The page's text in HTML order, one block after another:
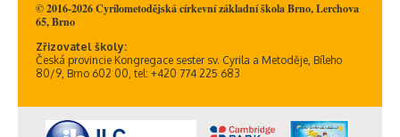
© 2016-2026 Cyrilometodějská církevní základní škola Brno, Lerchova
65, Brno
Zřizovatel školy:
Česká provincie Kongregace sester sv. Cyrila a Metoděje, Bíleho
80/9, Brno 602 00, tel: +420 774 225 683